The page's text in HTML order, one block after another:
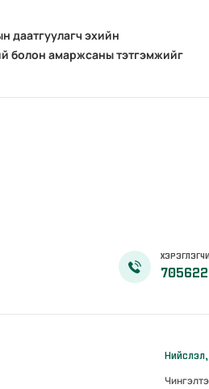
даатгуулагч эхийн
болон амаржсаны тэтгэмжийг
Нийслэл,